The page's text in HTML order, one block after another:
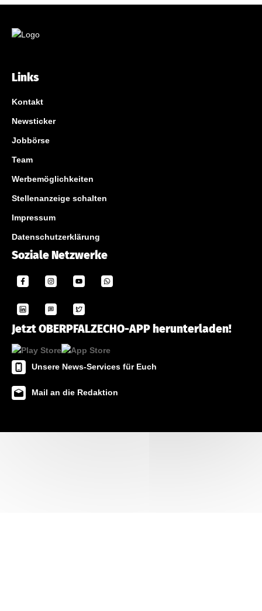
Links
Kontakt
Newsticker
Jobbörse
Team
Werbemöglichkeiten
Stellenanzeige schalten
Impressum
Datenschutzerklärung
Soziale Netzwerke
Jetzt OBERPFALZECHO-APP herunterladen!
Unsere News-Services für Euch
Mail an die Redaktion